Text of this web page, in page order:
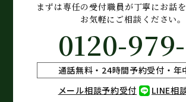
まずは専任の受付職員が丁寧にお話
お気軽にご相談ください。
0120-
通話無料・24時間予約受付・年
メール相談予約受付
LINE相